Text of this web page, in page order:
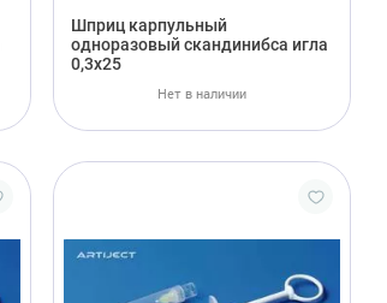
Шприц карпульный
одноразовый скандинибса игла
0,3х25
Нет в наличии